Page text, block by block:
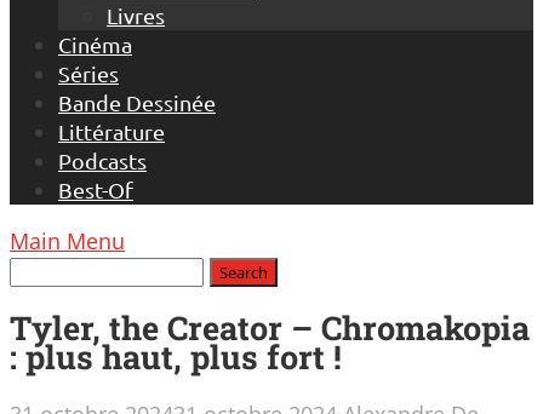
Livres
Cinéma
Séries
Bande Dessinée
Littérature
Podcasts
Best-Of
Main Menu
Tyler, the Creator – Chromakopia
: plus haut, plus fort !